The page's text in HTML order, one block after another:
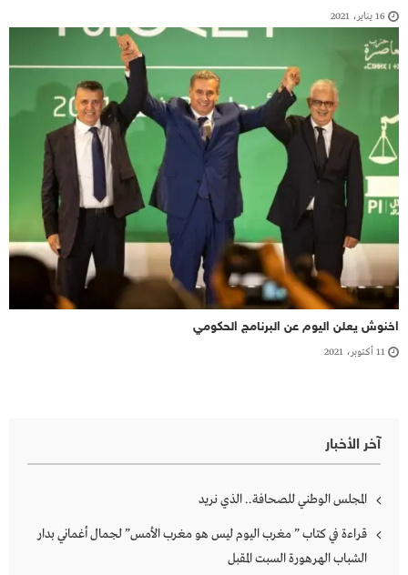
16 يناير، 2021
اخنوش يعلن اليوم عن البرنامج الحكومي
11 أكتوبر، 2021
آخر الأخبار
المجلس الوطني للصحافة.. الذي نريد
قراءة في كتاب ” مغرب اليوم ليس هو مغرب الأمس” لجمال أغماني بدار
الشباب الهرهورة السبت المقبل